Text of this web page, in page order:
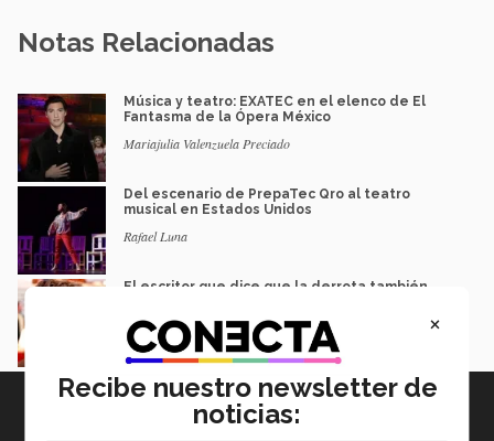
Notas Relacionadas
Música y teatro: EXATEC en el elenco de El
Fantasma de la Ópera México
Mariajulia Valenzuela Preciado
Del escenario de PrepaTec Qro al teatro
musical en Estados Unidos
Rafael Luna
El escritor que dice que la derrota también
Gerardo Villarreal ×
Recibe nuestro newsletter de
noticias: